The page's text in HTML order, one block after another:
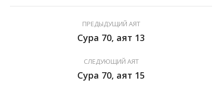
ПРЕДЫДУЩИЙ АЯТ
Сура 70, аят 13
СЛЕДУЮЩИЙ АЯТ
Сура 70, аят 15